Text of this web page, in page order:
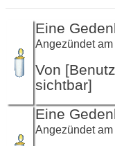
Eine
Angezündet
Von
sichtbar]
Eine
Angezündet